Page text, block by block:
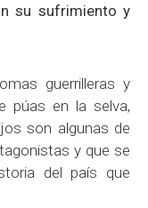
su sufrimiento y
guerrilleras y
púas en la selva,
son algunas de
y que se
del país que